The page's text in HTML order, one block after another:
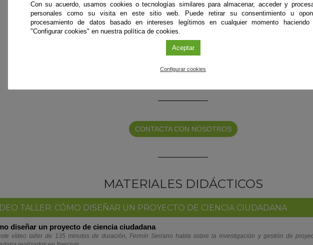
Dirección técnica
Silvia Alguacil, responsable de proyectos de divulgación
científica en Fundación Descubre.
CONTACTA CON NOSOTROS
MATERIALES DIDÁCTICOS
TALLER: CÓMO DISEÑAR UN PROYECTO DE CIENCIA CIUDADANA
diseñar un proyecto de ciencia ciudadana
vídeo taller de 135 minutos de duración, Fermín Serrano habla sobre la investigación y gestión de
Con su acuerdo, usamos cookies o tecnologías similares para almacenar, acceder y
personales como su visita en este sitio web. Puede retirar su consentimiento u
procesamiento de datos basado en intereses legítimos en cualquier momento
"Configurar cookies" en nuestra política de cookies.
Aceptar
Configurar cookies